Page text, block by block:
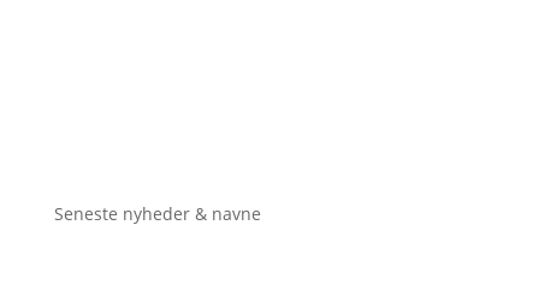
Seneste nyheder & navne